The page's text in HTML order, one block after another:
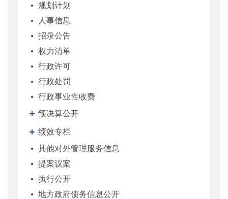
规划计划
人事信息
招录公告
权力清单
行政许可
行政处罚
行政事业性收费
预决算公开
绩效专栏
其他对外管理服务信息
提案议案
执行公开
地方政府债务信息公开